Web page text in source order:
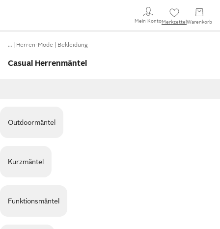
Mein KontoMerkzettel Warenkorb
… Herren-Mode Bekleidung
Casual Herrenmäntel
Outdoormäntel
Kurzmäntel
Funktionsmäntel